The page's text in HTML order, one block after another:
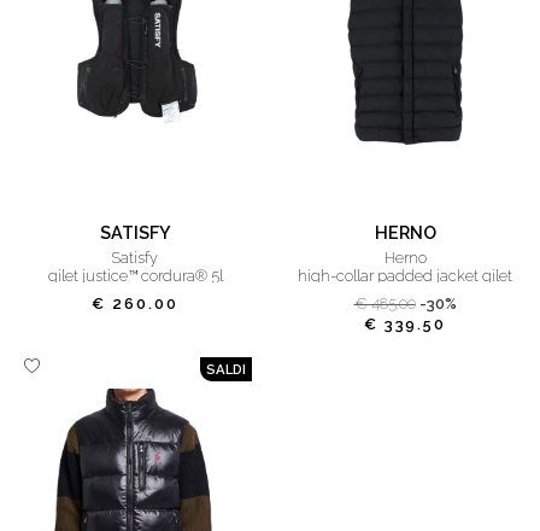
SATISFY
satisfy
gilet justice™ cordura® 5l
€ 260.00
HERNO
herno
high-collar padded jacket gilet
€ 485.00 -30%
€ 339.50
SALDI